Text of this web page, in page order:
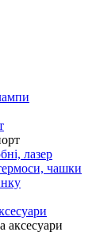
лазер
чашки
аксесуари